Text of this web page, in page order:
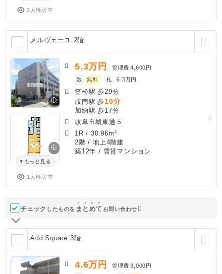
3人検討中
メルヴェーユ 2階
もっと見る
1人検討中
5.3万円 管理費 4,600円
敷
無料 礼 6.3万円
笠松駅 歩29分
岐南駅 歩10分
加納駅 歩17分
岐阜市城東通５
1R /30.96m²
2階 / 地上4階建
築12年 / 賃貸マンション
チェック したものを ま と めて お問い合わせ
Add Square 3階
4.6万円 管理費 3,000円